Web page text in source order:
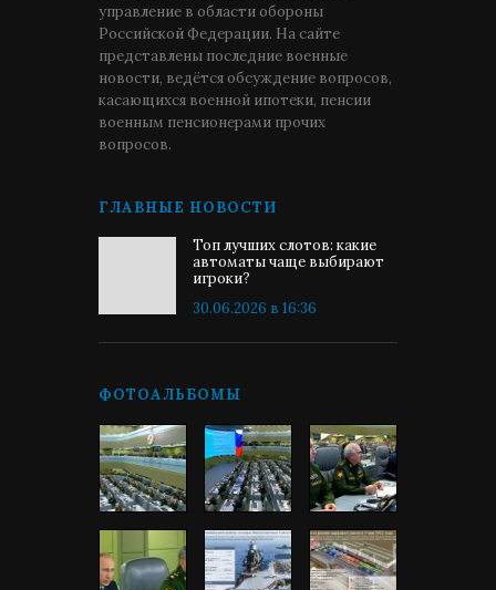
управление в области обороны
Российской Федерации. На сайте
представлены последние военные
новости, ведётся обсуждение вопросов,
касающихся военной ипотеки, пенсии
военным пенсионерами прочих
вопросов.
ГЛАВНЫЕ НОВОСТИ
Топ лучших слотов: какие
автоматы чаще выбирают
игроки?
30.06.2026 в 16:36
ФОТОАЛЬБОМЫ